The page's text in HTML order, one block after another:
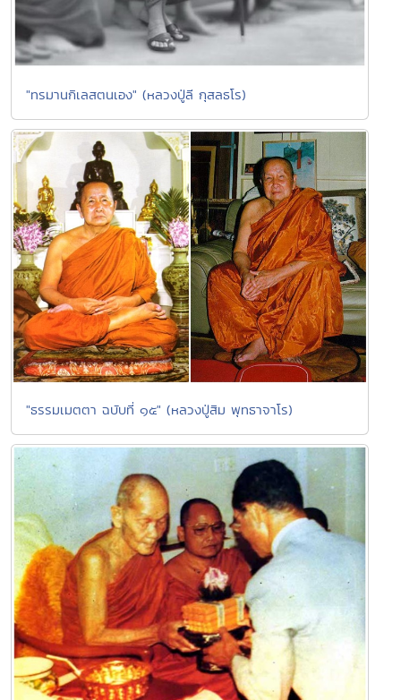
"ทรมานกิเลสตนเอง" (หลวงปู่ลี กุสลธโร)
"ธรรมเมตตา ฉบับที่ ๑๕" (หลวงปู่สิม พุทธาจาโร)